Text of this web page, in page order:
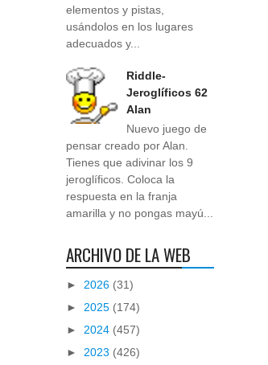
elementos y pistas,
usándolos en los lugares
adecuados y...
Riddle-
Jeroglíficos 62
Alan
Nuevo juego de
pensar creado por Alan.
Tienes que adivinar los 9
jeroglíficos. Coloca la
respuesta en la franja
amarilla y no pongas mayú...
ARCHIVO DE LA WEB
► 2026 (31)
► 2025 (174)
► 2024 (457)
► 2023 (426)